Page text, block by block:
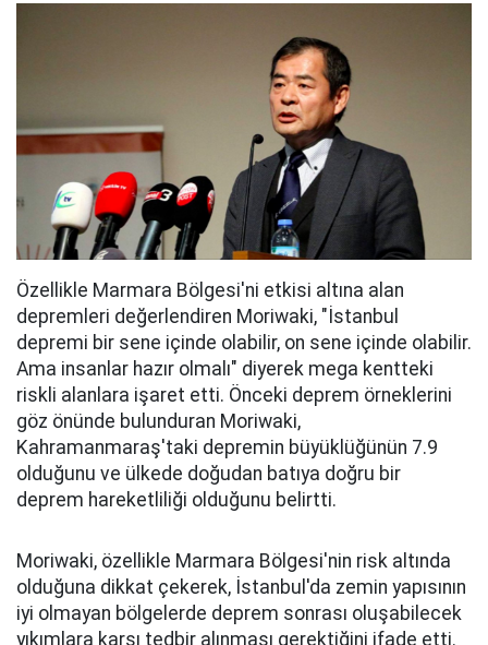
Özellikle Marmara Bölgesi'ni etkisi altına alan
depremleri değerlendiren Moriwaki, "İstanbul
depremi bir sene içinde olabilir, on sene içinde olabilir.
Ama insanlar hazır olmalı" diyerek mega kentteki
riskli alanlara işaret etti. Önceki deprem örneklerini
göz önünde bulunduran Moriwaki,
Kahramanmaraş'taki depremin büyüklüğünün 7.9
olduğunu ve ülkede doğudan batıya doğru bir
deprem hareketliliği olduğunu belirtti.
Moriwaki, özellikle Marmara Bölgesi'nin risk altında
olduğuna dikkat çekerek, İstanbul'da zemin yapısının
iyi olmayan bölgelerde deprem sonrası oluşabilecek
yıkımlara karşı tedbir alınması gerektiğini ifade etti.